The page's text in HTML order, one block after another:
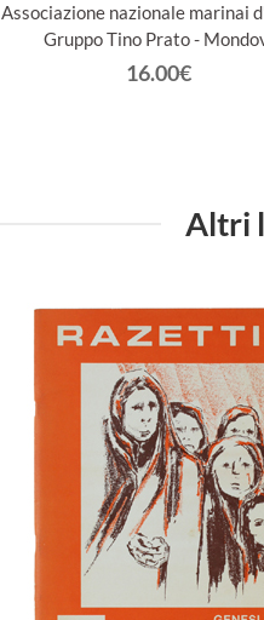
Associazione nazionale marinai
Gruppo Tino Prato -
16.00€
Altri